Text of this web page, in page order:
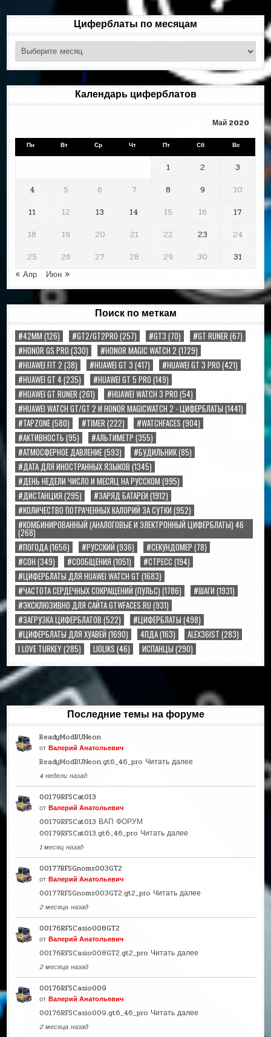
Циферблаты по месяцам
Циферблаты
по
месяцам
Календарь циферблатов
Май 2020
Пн Вт Ср Чт Пт Сб Вс
1 2
3
4
5 6 7 8 9
10
11
12 13 14 15 16
17
18
19 20 21 22 23
24
25
26 27 28 29 30
31
« Апр
Июн »
Поиск по меткам
#42MM (126) #GT2/GT2PRO (257) #GT3 (70) #GT RUNER(67)
#HONOR GS PRO (330) #HONOR MAGIC WATCH 2 (1729)
#HUAWEI FIT 2 (38) #HUAWEI GT 3 (417) #HUAWEI GT 3 PRO (421)
#HUAWEI GT 4(235) #HUAWEI GT 5 PRO (149)
#HUAWEI GT RUNER(261) #HUAWEI WATCH 3 PRO (54)
#HUAWEI WATCH GT/GT 2 И HONOR MAGICWATCH 2 - ЦИФЕРБЛАТЫ (1441)
#TAPZONE(580) #TIMER(222) #WATCHFACES (904)
#АКТИВНОСТЬ (95) #АЛЬТИМЕТР (355)
#АТМОСФЕРНОЕ ДАВЛЕНИЕ(593) #БУДИЛЬНИК(85)
#ДАТА ДЛЯ ИНОСТРАННЫХ ЯЗЫКОВ (1345)
#ДЕНЬ НЕДЕЛИ ЧИСЛО И МЕСЯЦ НА РУССКОМ (995)
#ДИСТАНЦИЯ (295) #ЗАРЯД БАТАРЕИ (1912)
#КОЛИЧЕСТВО ПОТРАЧЕННЫХ КАЛОРИЙ ЗА СУТКИ (952)
#КОМБИНИРОВАННЫЙ (АНАЛОГОВЫЕ И ЭЛЕКТРОННЫЙ ЦИФЕРБЛАТЫ) 46
(268)
#ПОГОДА(1656) #РУССКИЙ (936) #СЕКУНДОМЕР (78)
#СОН (349) #СООБЩЕНИЯ (1051) #СТРЕСС (194)
#ЦИФЕРБЛАТЫ ДЛЯ HUAWEI WATCH GT (1683)
#ЧАСТОТА СЕРДЕЧНЫХ СОКРАЩЕНИЙ (ПУЛЬС) (1786) #ШАГИ (1931)
#ЭКСКЛЮЗИВНО ДЛЯ САЙТА GTWFACES.RU (931)
#ЗАГРУЗКА ЦИФЕРБЛАТОВ (522) #ЦИФЕРБЛАТЫ (498)
#ЦИФЕРБЛАТЫ ДЛЯ ХУАВЕЙ (1690) 4ПДА(163) ALEX36IST (283)
I LOVE TURKEY(285) LIOLIKS (46) ИСПАНЦЫ (290)
Последние темы на форуме
ReadyModRUNeon
отВалерий Анатольевич
ReadyModRUNeon.gt6_46_pro Читать далее
4 недели назад
00179RFSCat013
отВалерий Анатольевич
00179RFSCat013 ВАП ФОРУМ
00179RFSCat013.gt6_46_pro Читать далее
1 месяц назад
00177RFSGnoms003GT2
отВалерий Анатольевич
00177RFSGnoms003GT2.gt2_pro Читать далее
2 месяца назад
00176RFSCasio008GT2
отВалерий Анатольевич
00176RFSCasio008GT2.gt2_pro Читать далее
2 месяца назад
00176RFSCasio009
отВалерий Анатольевич
00176RFSCasio009.gt6_46_pro Читать далее
2 месяца назад